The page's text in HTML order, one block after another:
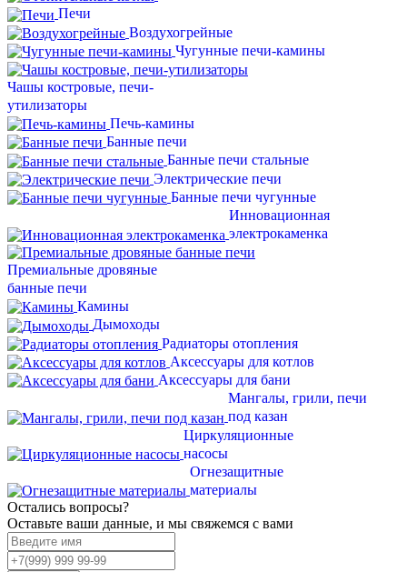
Печи
Воздухогрейные
Чугунные печи-камины
Чашы костровые, печи-
утилизаторы
Печь-камины
Банные печи
Банные печи стальные
Электрические печи
Банные печи чугунные
Инновационная
электрокаменка
Премиальные дровяные
банные печи
Камины
Дымоходы
Радиаторы отопления
Аксессуары для котлов
Аксессуары для бани
Мангалы, грили, печи
под казан
Циркуляционные
насосы
Огнезащитные
материалы
Остались вопросы?
Оставьте ваши данные, и мы свяжемся с вами